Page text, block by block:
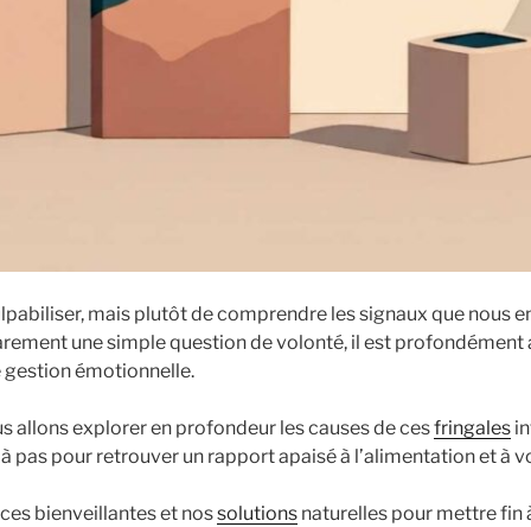
mais plutôt de comprendre les signaux que nous
une simple question de volonté, il est profondément
émotionnelle.
allons explorer en profondeur les causes de cesfringales
pas pour retrouver un rapport apaisé à l’alimentation et à
bienveillantes et nossolutions naturelles pour mettre fin